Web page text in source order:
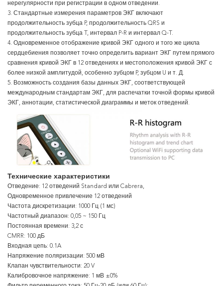
нерегулярности при регистрации в одном отведении.
3. Стандартные измерения параметров ЭКГ включают
продолжительность зубца P, продолжительность QRS и
продолжительность зубца T, интервал P-R и интервал Q-T.
4. Одновременное отображение кривой ЭКГ одного и того же цикла
сердцебиения позволяет точно определить вариант ЭКГ путем прямого
сравнения кривой ЭКГ в 12 отведениях и местоположения кривой ЭКГ с
более низкой амплитудой, особенно зубцом P, зубцом U и т. Д.
5. Возможность создания базы данных ЭКГ, соответствующей
международным стандартам ЭКГ, для распечатки точной формы кривой
ЭКГ, аннотации, статистической диаграммы и меток отведений.
Технические характеристики
Отведение: 12 отведений Standard или Cabrera,
Одновременное привлечение 12 отведений
Частота дискретизации: 1000 Гц (1 мс)
Частотный диапазон: 0,05 ~ 150 Гц
Постоянная времени: 3,2 с
CMRR: 100 дБ
Входная цепь: 0.1A
Напряжение поляризации: 500 мВ
Клапан чувствительности: 20 V
Калибровочное напряжение: 1 мВ ±0%